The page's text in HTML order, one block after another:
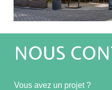
NOUS
Vous avez un projet ?